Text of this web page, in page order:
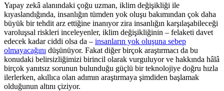
Yapay zekâ alanındaki çoğu uzman, iklim değişikliği ile
kıyaslandığında, insanlığın tümden yok oluşu bakımından çok daha
büyük bir tehdit arz ettiğine inanıyor zira insanlığın karşılaşabileceği
varoluşsal riskleri inceleyenler, iklim değişikliğinin – felaketi davet
edecek kadar ciddi olsa da – insanların yok oluşuna sebep
olmayacağını düşünüyor. Fakat diğer birçok araştırmacı da bu
konudaki belirsizliğimizi birincil olarak vurguluyor ve hakkında hâlâ
birçok yanıtsız sorunun bulunduğu güçlü bir teknolojiye doğru hızla
ilerlerken, akıllıca olan adımın araştırmaya şimdiden başlamak
olduğunun altını çiziyor.